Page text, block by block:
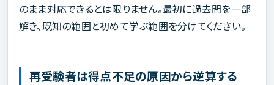
のまま対応できるとは限りません。最初に過去問を一部
解き、既知の範囲と初めて学ぶ範囲を分けてください。
再受験者は得点不足の原因から逆算する